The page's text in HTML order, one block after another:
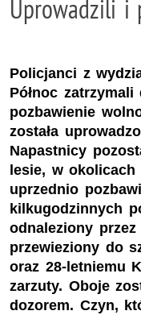
Uprowadzili i
Policjanci z
Północ
pozbawienie
została
Napastnicy
lesie, w
uprzednio
kilkugodzinnych
odnaleziony
przewieziony do
oraz 28-letniemu
zarzuty. Oboje
dozorem. Czyn,